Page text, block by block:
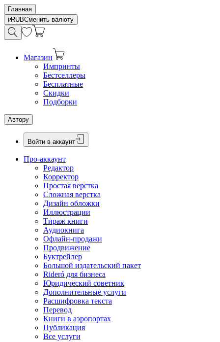
Главная
RUBСменить валюту
Магазин
Импринты
Бестселлеры
Бесплатные
Скидки
Подборки
Автору
Войти в аккаунт
Про-аккаунт
Редактор
Корректор
Простая верстка
Сложная верстка
Дизайн обложки
Иллюстрации
Тираж книги
Аудиокнига
Офлайн-продажи
Продвижение
Буктрейлер
Большой издательский пакет
Rideró для бизнеса
Юридический советник
Дополнительные услуги
Расшифровка текста
Перевод
Книги в аэропортах
Публикация
Все услуги